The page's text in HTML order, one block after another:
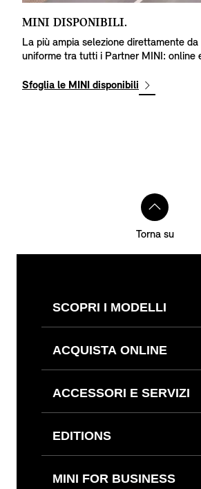
MINI DISPONIBILI.
La più ampia selezione direttamente
uniforme tra tutti i Partner MINI: online
Sfoglia le MINI disponibili